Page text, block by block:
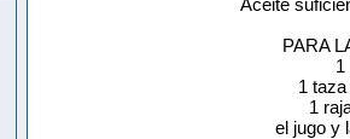
Aceite
PARA
1
1
1
el jugo y